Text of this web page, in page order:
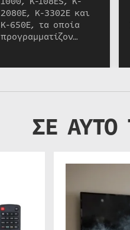
2080E, K-3302E και
K-650E, τα οποία
προγραμματίζον…
ΣΕ ΑΥΤΟ